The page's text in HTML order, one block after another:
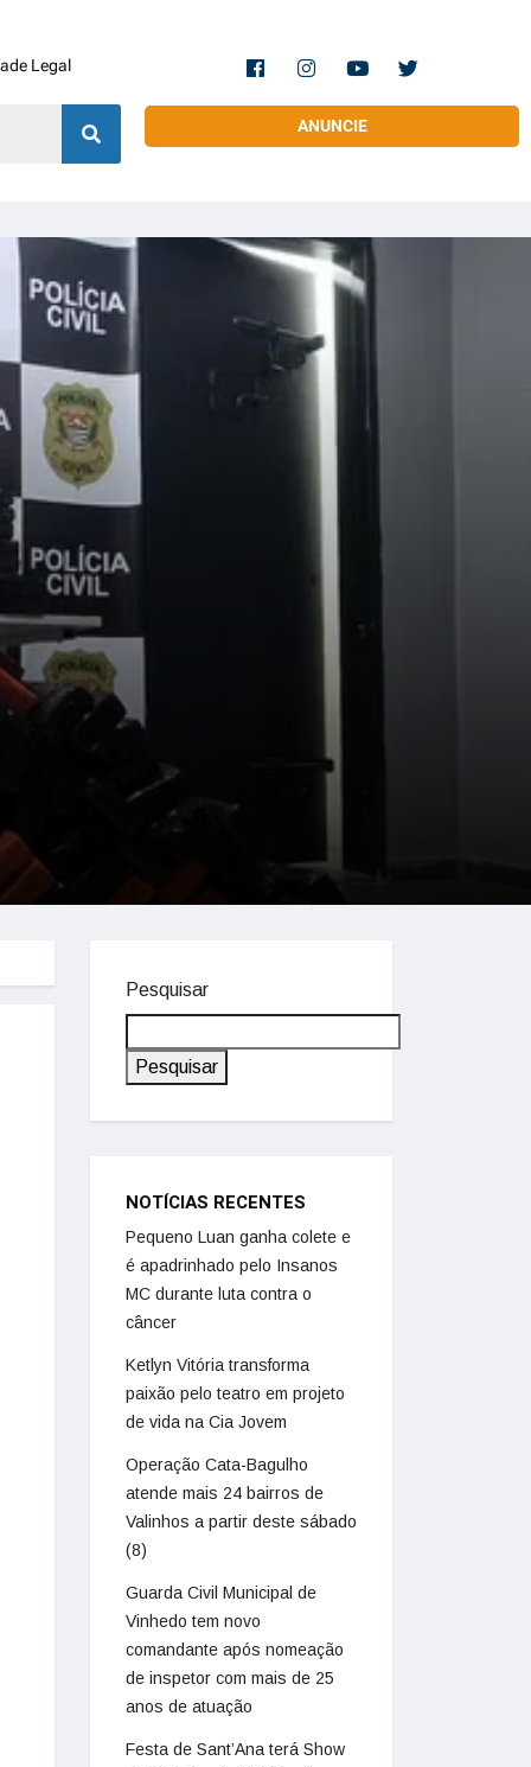
Legal
ANUNCIE
Pesquisar
Pesquisar
NOTÍCIAS RECENTES
Pequeno Luan ganha colete e
é apadrinhado pelo Insanos
MC durante luta contra o
câncer
Ketlyn Vitória transforma
paixão pelo teatro em projeto
de vida na Cia Jovem
Operação Cata-Bagulho
atende mais 24 bairros de
Valinhos a partir deste sábado
(8)
Guarda Civil Municipal de
Vinhedo tem novo
comandante após nomeação
de inspetor com mais de 25
anos de atuação
Festa de Sant’Ana terá Show